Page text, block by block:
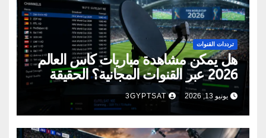
ترددات القنوات
هل يمكن مشاهدة مباريات كأس العالم
2026 عبر القنوات المجانية؟ الحقيقة
الكاملة
يونيو 13, 2026 3GYPTSAT